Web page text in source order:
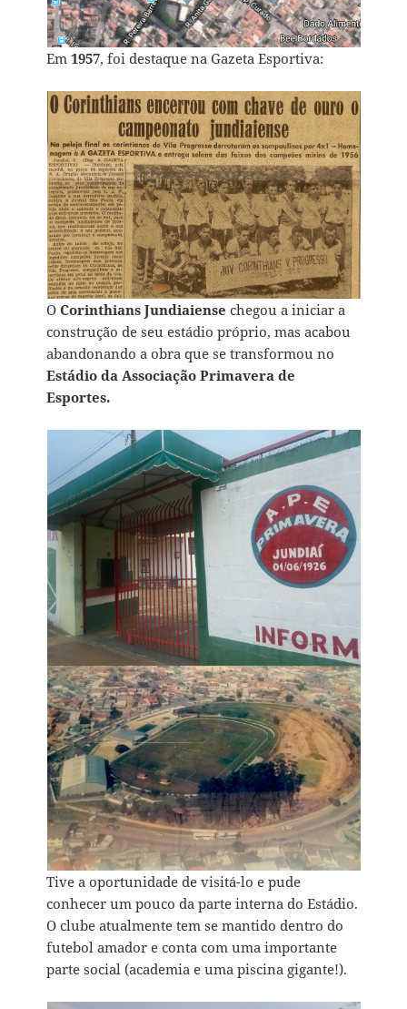
Em1957, foi destaque na Gazeta Esportiva:
O Corinthians Jundiaiense chegou a iniciar a
construção de seu estádio próprio, mas acabou
abandonando a obra que se transformou no
Estádio da Associação Primavera de
Esportes.
Tive a oportunidade de visitá-lo e pude
conhecer um pouco da parte interna do Estádio.
O clube atualmente tem se mantido dentro do
futebol amador e conta com uma importante
parte social (academia e uma piscina gigante!).